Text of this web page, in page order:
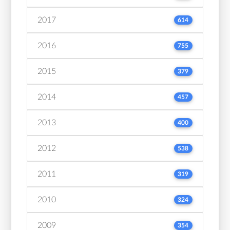
2017 614
2016 755
2015 379
2014 457
2013 400
2012 538
2011 319
2010 324
2009 354